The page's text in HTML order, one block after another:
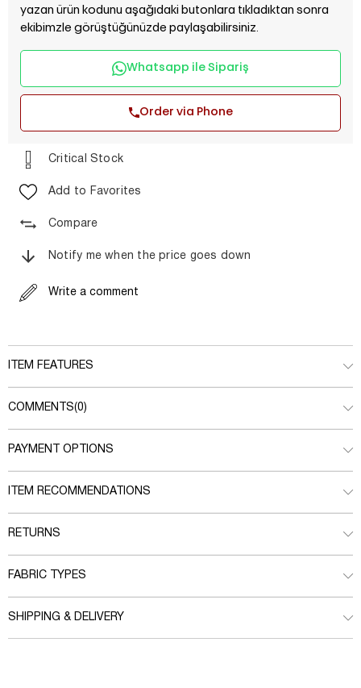
yazan ürün kodunu aşağıdaki butonlara tıkladıktan sonra
ekibimzle görüştüğünüzde paylaşabilirsiniz.
Whatsapp ile Sipariş
Order via Phone
Critical Stock
Add to Favorites
Compare
Notify me when the price goes down
Write a comment
ITEM FEATURES
COMMENTS(0)
PAYMENT OPTIONS
ITEM RECOMMENDATIONS
RETURNS
FABRIC TYPES
SHIPPING & DELIVERY